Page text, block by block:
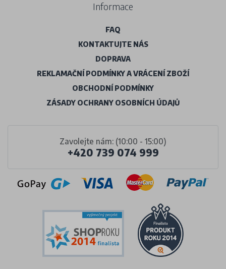
Zavolejte nám: (10:00 - 15:00)
+420 739 074 999
Informace
FAQ
KONTAKTUJTE NÁS
DOPRAVA
REKLAMAČNÍ PODMÍNKY A VRÁCENÍ ZBOŽÍ
OBCHODNÍ PODMÍNKY
ZÁSADY OCHRANY OSOBNÍCH ÚDAJŮ